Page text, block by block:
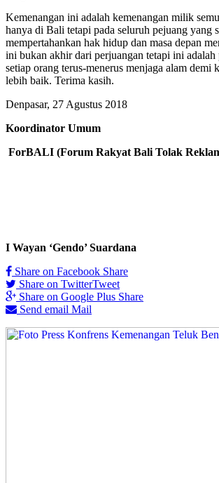
Kemenangan ini adalah kemenangan milik
hanya di Bali tetapi pada seluruh pejuang yang
mempertahankan hak hidup dan masa depan
ini bukan akhir dari perjuangan tetapi ini adalah
setiap orang terus-menerus menjaga alam demi
lebih baik. Terima kasih.
Denpasar, 27 Agustus 2018
Koordinator Umum
ForBALI (Forum Rakyat Bali Tolak
I Wayan ‘Gendo’ Suardana
Share on Facebook Share
Share on TwitterTweet
Share on Google Plus Share
Send email Mail